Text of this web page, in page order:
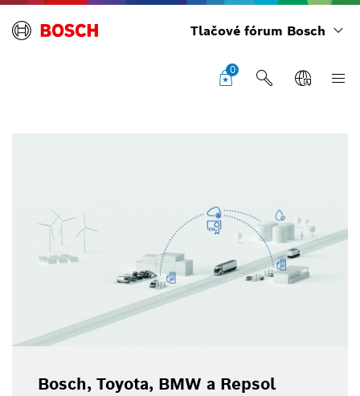
Tlačové fórum Bosch
0
Bosch, Toyota, BMW a Repsol